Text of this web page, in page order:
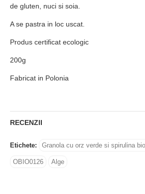
de gluten, nuci si soia.
A se pastra in loc uscat.
Produs certificat ecologic
200g
Fabricat in Polonia
RECENZII
Etichete: Granola cu orz verde si spirulina
OBIO0126 Alge